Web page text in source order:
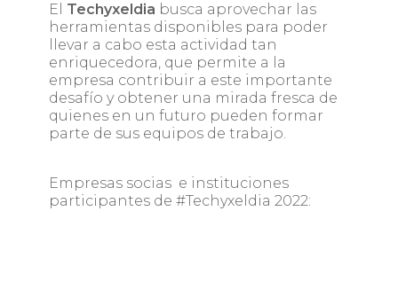
El Techyxeldia busca aprovechar las
herramientas disponibles para poder
llevar a cabo esta actividad tan
enriquecedora, que permite a la
empresa contribuir a este importante
desafío y obtener una mirada fresca de
quienes en un futuro pueden formar
parte de sus equipos de trabajo.
Empresas socias e instituciones
participantes de #Techyxeldia 2022: